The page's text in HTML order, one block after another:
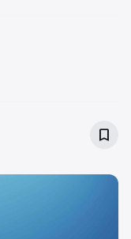
bookmark_border